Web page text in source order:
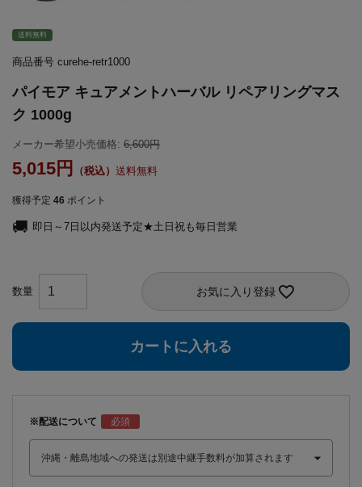
送料無料
商品番号 curehe-retr1000
パイモア キュアメントハーバル リペアリングマス
ク 1000g
メーカー希望小売価格: 6,600
5,015 送料無料
獲得予定 46 ポイント
即日～7日以内発送予定★土日祝も毎日営業
お気に入り登録
カートに入れる
※配送について